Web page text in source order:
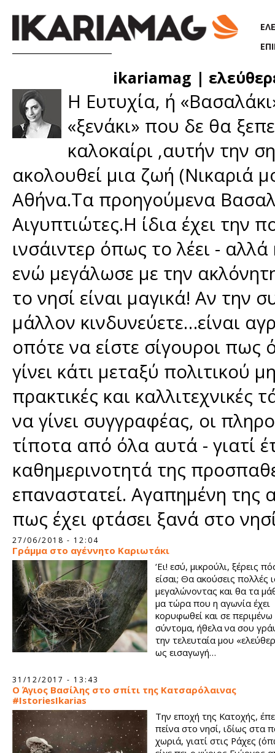
ikariamag |
H Ευτυχία, ή
«ξενάκι» που δε θα
καλοκαίρι ,αυτήν την
ακολουθεί μια ζωή (Νικαριά
Αθήνα.Τα προηγούμενα
Αιγυπτιώτες.Η ίδια έχει την
ινσάιντερ όπως το λέει -
ενώ μεγάλωσε με την
το νησί είναι μαγικά! Αν την
μάλλον κινδυνεύετε…είναι
οπότε να είστε σίγουροι πως
γίνει κάτι μεταξύ πολιτικού
πρακτικές και καλλιτεχνικές
να γίνει συγγραφέας, οι
τίποτα από όλα αυτά - γιατί
καθημερινοτητά της
επαναστατεί. Αγαπημένη της
πως έχει φτάσει ξανά στο
27/06/2018 - 12:04
Γράμμα στο αγέννητο Καριωτάκι
‘Ει! εσύ, μικρούλι, ξέρεις
είσαι; Θα ακούσεις πολλές
μεγαλώνοντας και θα τα
μα τώρα που η αγωνία έχει
κορυφωθεί και σε
σύντομα, ήθελα να σου
την τελευταία μου
ως εισαγωγή…
31/12/2017 - 13:43
Ο Άγιος Βασίλης στο σπίτι της Κατσαρόλαινας
#IstoriesIkarias
Την εποχή της Κατοχής,
πείνα στο νησί, ιδίως στα
χωριά, γιατί στις Ράχες